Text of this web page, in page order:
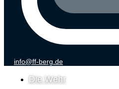
info@ff-berg.de
Die Wehr